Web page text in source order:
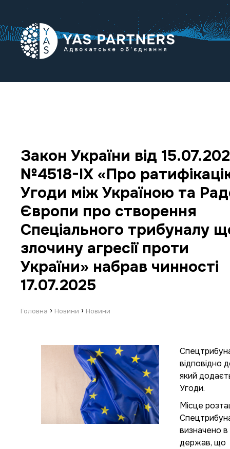
Закон України від
№4518-ІХ «Про
Угоди між Україною та
Європи про створення
Спеціального трибуналу
злочину агресії проти
України» набрав чинності
17.07.2025
Головна › Новини › Новини
відповідно
який
Угоди.
Місце
визначено в
держав, що